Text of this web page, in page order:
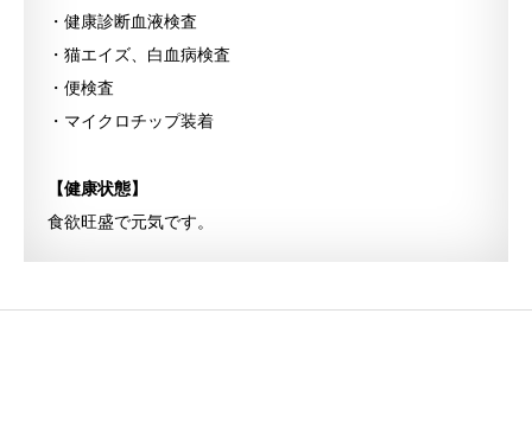
・健康診断血液検査
・猫エイズ、白血病検査
・便検査
・マイクロチップ装着
【健康状態】
食欲旺盛で元気です。